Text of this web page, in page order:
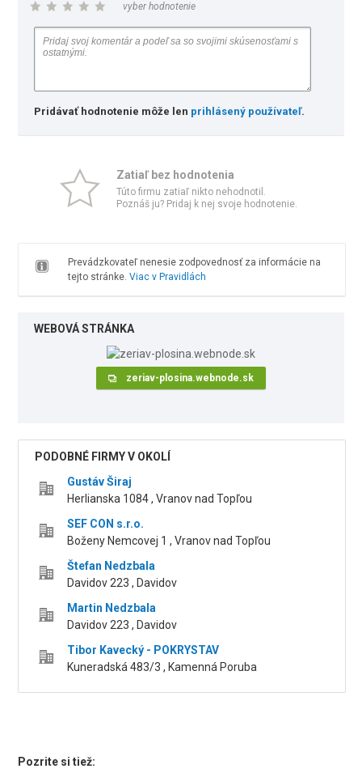
vyber hodnotenie
Pridávať hodnotenie môže len prihlásený používateľ.
Zatiaľ bez hodnotenia
Túto firmu zatiaľ nikto nehodnotil.
Poznáš ju? Pridaj k nej svoje hodnotenie.
Prevádzkovateľ nenesie zodpovednosť za informácie na
tejto stránke. Viac v Pravidlách
WEBOVÁ STRÁNKA
zeriav-plosina.webnode.sk
PODOBNÉ FIRMY V OKOLÍ
Gustáv Širaj
Herlianska 1084 , Vranov nad Topľou
SEF CON s.r.o.
Boženy Nemcovej 1 , Vranov nad Topľou
Štefan Nedzbala
Davidov 223 , Davidov
Martin Nedzbala
Davidov 223 , Davidov
Tibor Kavecký - POKRYSTAV
Kuneradská 483/3 , Kamenná Poruba
Pozrite si tiež: